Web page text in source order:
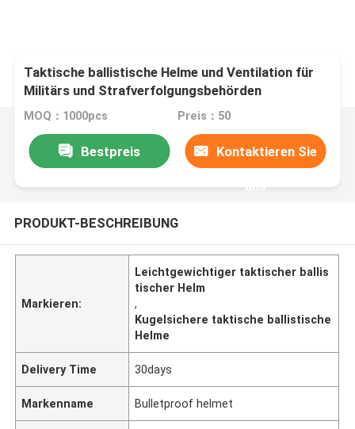
Taktische ballistische Helme und Ventilation für
Militärs und Strafverfolgungsbehörden
MOQ：1000pcs Preis：50
Bestpreis Kontaktieren Sie
uns
PRODUKT-BESCHREIBUNG
Markieren:
Leichtgewichtiger taktischer ballis
tischer Helm
,
Kugelsichere taktische ballistische
Helme
Delivery Time 30days
Markenname Bulletproof helmet